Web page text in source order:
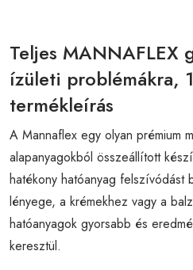
Teljes MANNAFLEX
ízületi problémákra,
termékleírás
A Mannaflex egy olyan prémium
alapanyagokból összeállított
hatékony hatóanyag felszívódást
lényege, a krémekhez vagy a
hatóanyagok gyorsabb és
keresztül.